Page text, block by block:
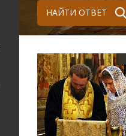
НАЙТИ ОТВЕТ